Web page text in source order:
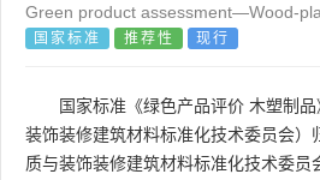
团体标准
国外标准 技术委员会
Green product assessment—Wood-
国家标准 推荐性 现行
国家标准《绿色产品评价 木塑制品
装饰装修建筑材料标准化技术委员会）
质与装饰装修建筑材料标准化技术委员